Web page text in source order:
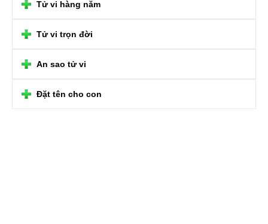
Tử vi hàng năm
Tử vi trọn đời
An sao tử vi
Đặt tên cho con